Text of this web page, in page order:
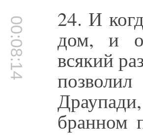
00:08:14 24. И
дом, и
всякий
бранном